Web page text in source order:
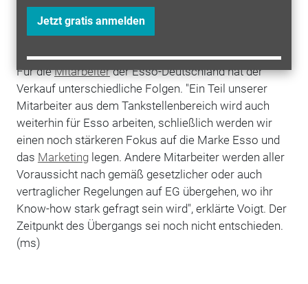
Jetzt gratis anmelden
das Esso-Netz jetzt nur an einen Käufer übergehen
wird, glaubt Exxonmobil trotzdem, dass das
Für dieMitarbeiterder Esso-Deutschland hat der
Verkauf unterschiedliche Folgen. "Ein Teil unserer
Mitarbeiter aus dem Tankstellenbereich wird auch
weiterhin für Esso arbeiten, schließlich werden wir
einen noch stärkeren Fokus auf die Marke Esso und
das Marketinglegen. Andere Mitarbeiter werden aller
Voraussicht nach gemäß gesetzlicher oder auch
vertraglicher Regelungen auf EG übergehen, wo ihr
Know-how stark gefragt sein wird", erklärte Voigt. Der
Zeitpunkt des Übergangs sei noch nicht entschieden.
(ms)